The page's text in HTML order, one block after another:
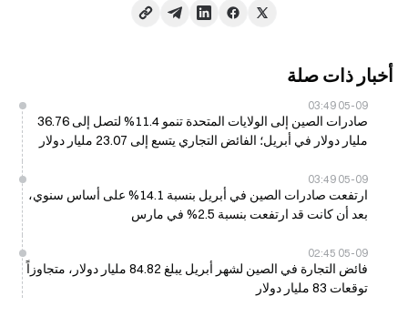
أخبار ذات صلة
05-09 03:49
صادرات الصين إلى الولايات المتحدة تنمو 11.4% لتصل إلى 36.76
مليار دولار في أبريل؛ الفائض التجاري يتسع إلى 23.07 مليار دولار
05-09 03:49
ارتفعت صادرات الصين في أبريل بنسبة 14.1% على أساس سنوي،
بعد أن كانت قد ارتفعت بنسبة 2.5% في مارس
05-09 02:45
فائض التجارة في الصين لشهر أبريل يبلغ 84.82 مليار دولار، متجاوزاً
توقعات 83 مليار دولار